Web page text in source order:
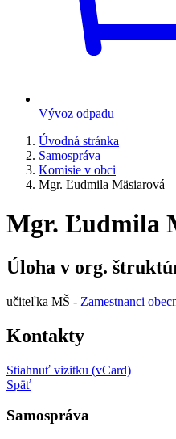
Vývoz odpadu
Úvodná stránka
Samospráva
Komisie v obci
Mgr. Ľudmila Mäsiarová
Mgr. Ľudmila
Úloha v org.
učiteľka MŠ - Zamestnanci
Kontakty
Stiahnuť vizitku (vCard)
Späť
Samospráva